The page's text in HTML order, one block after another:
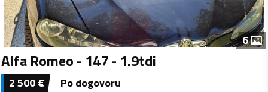
6
Alfa Romeo - 147 - 1.9tdi
2 500€ Po dogovoru